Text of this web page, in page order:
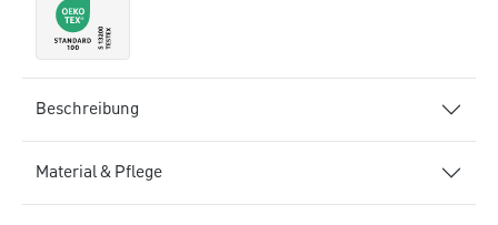
Beschreibung
Material & Pflege